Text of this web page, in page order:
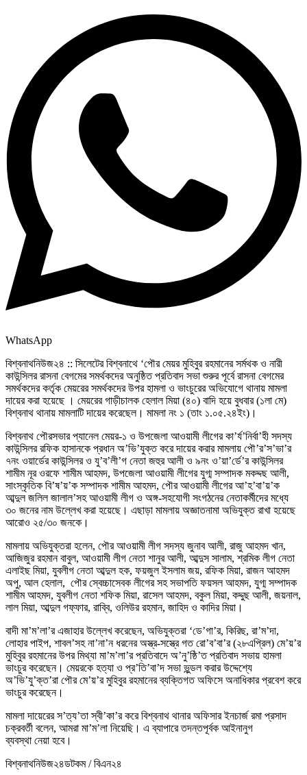
WhatsApp
বিশ্বনাথনিউজ২৪ :: সিলেটের বিশ্বনাথে ‘পৌর মেয়র মুহিবুর রহমানের সর্মথক ও নারী
কাউন্সিলর রাসনা বেগমের সমর্থকদের অনুষ্ঠিত প্রতিবাদ সভা শুরুর পূর্বে রাসনা বেগমের
সমর্থকদের কর্তৃক মেয়রের সমর্থকদের উপর হামলা ও ভাংচুরের অভিযোগে থানায় মামলা
দায়ের করা হয়েছে । মেয়রের গাড়ীচালক হেলাল মিয়া (৪০) বাদি হয়ে বুধবার (১লা মে)
বিশ্বনাথ থানায় মামলাটি দায়ের করেছেল। মামলা নং ১ (তাং ১.০৫.২৪ইং)।
বিশ্বনাথ পৌরসভার প্যানেল মেয়র-১ ও উপজেলা আওয়ামী লীগের কা’র্য’নির্বা’হী সদস্য
কাউন্সিলর রফিক হাসানকে প্রধান অ’ভি’যুক্ত করে দায়ের করার মামলায় পৌ’র’স’ভা’র
৭নং ওয়ার্ডের কাউন্সিলর ও যু’ব’লী’গ নেতা জহুর আলী ও ৯নং ও’য়া’র্ডে’র কাউন্সিলর
শামীম নূর ওরফে শামীম আহমদ, উপজেলা আওয়ামী লীগের যুগ্ম সম্পাদক মকদ্দছ আলী,
সাংস্কৃতিক বি’ষ’য়’ক সম্পাদক শামীম আহমদ, পৌর আওয়ামী লীগের আ’হ’বা’য়’ক
আব্দুল জলিল জালাল’সহ আওয়ামী লীগ ও অঙ্গ-সহযোগী সংগঠনের নেতাকর্মীদের মধ্যে
৩০ জনের নাম উল্লেখ করা হয়েছে। এছাড়া মামলায় অজ্ঞাতনামা অভিযুক্ত রাখা হয়েছে
আরোও ২৫/৩০ জনকে।
মামলায় অভিযুক্তরা হলেন, পৌর আওয়ামী লীগ সদস্য জুনাব আলী, রাজু আহমদ খান,
আজিজুর রহমান বাবুল, আওয়ামী লীগ নেতা শানুর আলী, আব্দুস সালাম, শ্রমিক লীগ নেতা
এলাইছ মিয়া, যুবলীগ নেতা আব্দুল হক, ফয়জুল ইসলাম জয়, রফিক মিয়া, রাজন আহমদ
অপু, আল হেলাল, পৌর স্বেচ্চাসেবক লীগের সহ সভাপতি ফয়সল আহমদ, যুগ্ম সম্পাদক
শামীম আহমদ, যুবলীগ নেতা শফিক মিয়া, রাসেল আহমদ, বকুল মিয়া, কদ্দুছ আলী, জয়নাল,
লাল মিয়া, আব্দুল গফ্ফার, রাব্বি, ওলিউর রহমান, জাহিদ ও কাদির মিয়া।
বাদী মা’ম’লা’র এজাহার উল্লেখ করেছেন, অভিযুক্তরা ‘ডে’গা’র, কিরিছ, রা’ম’দা,
লোহার পাইপ, শাবল’সহ না’না’ন ধরনের অস্ত্র-সস্ত্রে গত রো’ব’বা’র (২৮এপ্রিল) মে’য়’র
মুহিবুর রহমানের উপর মিথ্যা মা’ম’লা’র প্রতিবাদে অ’নু’ষ্ঠি’ত প্রতিবাদ সভায় হামলা
ভাংচুর করেছেন। মেয়রকে হত্যা ও প্র’তি’বা’দ সভা ভুন্ডল করার উদ্দেশ্যে
অ’ভি’যু’ক্ত’রা পৌর মে’য়’র মুহিবুর রহমানের ব্যক্তিগত অফিসে অনাধিকার প্রবেশ করে
ভাংচুর করেছেন।
মামলা দায়েরের স’ত্য’তা স্বী’কা’র করে বিশ্বনাথ থানার অফিসার ইনচার্জ রমা প্রসাদ
চক্রবর্তী বলেন, আমরা মা’ম’লা নিয়েছি। এ ব্যাপারে তদন্তপূর্বক আইনানুগ
ব্যবস্থা নেয়া হবে।
বিশ্বনাথনিউজ২৪ডটকম / বিএন২৪